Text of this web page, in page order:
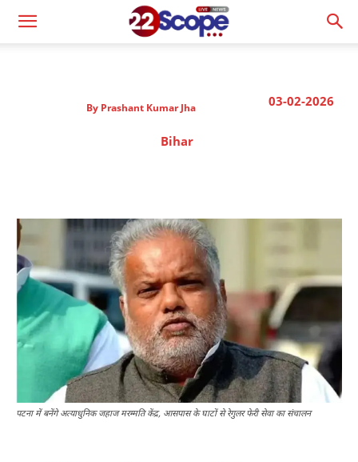
03-02-2026
By Prashant Kumar Jha
Bihar
पटना में बनेंगे अत्याधुनिक जहाज मरम्मति केंद्र, आसपास के घाटों से रेगुलर फेरी सेवा का संचालन